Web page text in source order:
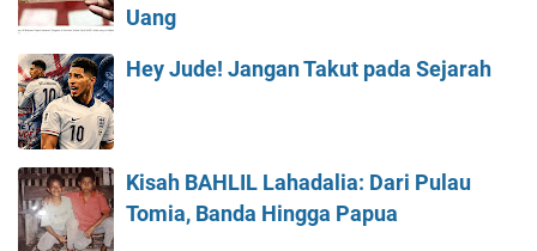
Uang
Hey Jude! Jangan Takut pada Sejarah
Kisah BAHLIL Lahadalia: Dari Pulau
Tomia, Banda Hingga Papua